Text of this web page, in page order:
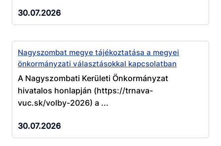
30.07.2026
Nagyszombat megye tájékoztatása a megyei
önkormányzati választásokkal kapcsolatban
A Nagyszombati Kerületi Önkormányzat
hivatalos honlapján (https://trnava-
vuc.sk/volby-2026) a ...
30.07.2026